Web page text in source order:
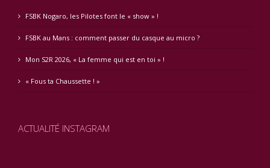
FSBK Nogaro, les Pilotes font le « show » !
FSBK au Mans : comment passer du casque au micro ?
Mon S2R 2026, « La femme qui est en toi » !
« Fous ta Chaussette ! »
ACTUALITÉ INSTAGRAM